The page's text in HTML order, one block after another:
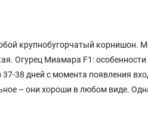
крупнобугорчатый
Огурец Миамара F1: особенности
38 дней с момента появления
– они хороши в любом виде.